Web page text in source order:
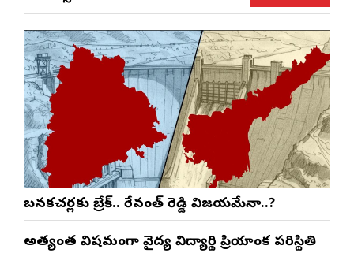
బనకచర్లకు బ్రేక్.. రేవంత్ రెడ్డి విజయమేనా..?
అత్యంత విషమంగా వైద్య విద్యార్థిని ప్రియాంక పరిస్థితి